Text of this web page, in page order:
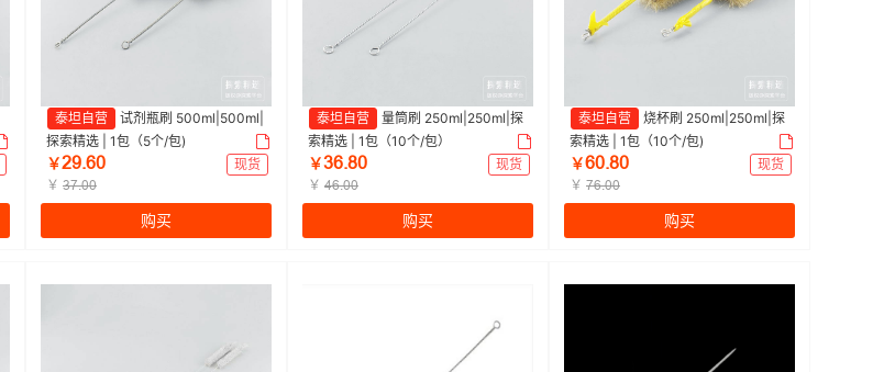
泰坦自营
试剂瓶刷 500ml|500ml|
探索精选 | 1包（5个/包)
￥ſůŤƧř
现货
￥ ŁƚŤřř
购买
泰坦自营
量筒刷 250ml|250ml|探
索精选 | 1包（10个/包）
￥ŁƧŤȬř
现货
￥ ȂƧŤřř
购买
泰坦自营
烧杯刷 250ml|250ml|探
索精选 | 1包（10个/包)
￥ƧřŤȬř
现货
￥ ƚƧŤřř
购买